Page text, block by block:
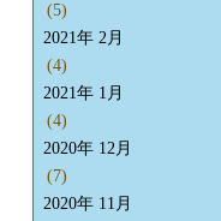
(5)
2021年 2月
(4)
2021年 1月
(4)
2020年 12月
(7)
2020年 11月